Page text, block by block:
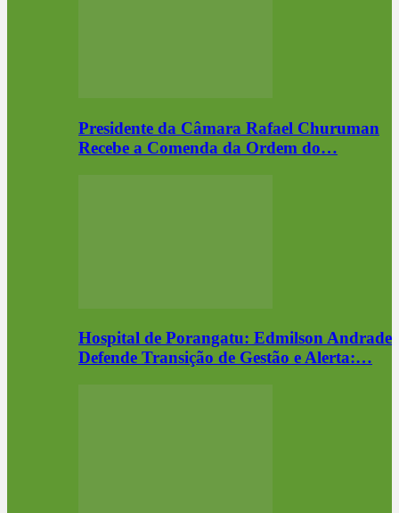
Presidente da Câmara Rafael Churuman
Recebe a Comenda da Ordem do…
Hospital de Porangatu: Edmilson Andrade
Defende Transição de Gestão e Alerta:…